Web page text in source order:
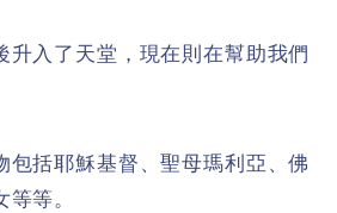
升入了天堂，現在則在幫助我們
包括耶穌基督、聖母瑪利亞、佛
等。